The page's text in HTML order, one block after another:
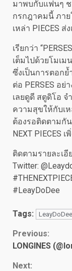
มาพบกับแฟนๆ ช
กรกฎาคมนี้ ภาย
เหล่า PIECES
เรียกว่า
เต็มไปด้วยโมเ
ซึ่งเป็นการตอก
ต่อ PERSES อ
เลยดูดี สตูดิโอ จ
ความสุขให้กับเห
ต้องรอติดตามกัน
NEXT PIECES
ติดตามรายละเอี
Twitter:
#LeayDoDee
Tags: LeayDoDee
Continue
Reading
Previous:
LONGINES
Next: